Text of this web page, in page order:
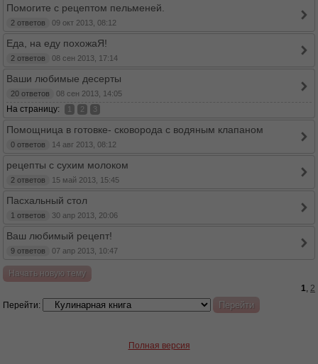
Помогите с рецептом пельменей.
2 ответов 09 окт 2013, 08:12
Еда, на еду похожаЯ!
2 ответов 08 сен 2013, 17:14
Ваши любимые десерты
20 ответов 08 сен 2013, 14:05
На страницу: 1 2 3
Помощница в готовке- сковорода с водяным клапаном
0 ответов 14 авг 2013, 08:12
рецепты с сухим молоком
2 ответов 15 май 2013, 15:45
Пасхальный стол
1 ответов 30 апр 2013, 20:06
Ваш любимый рецепт!
9 ответов 07 апр 2013, 10:47
Начать новую тему
1, 2
Перейти:
Полная версия